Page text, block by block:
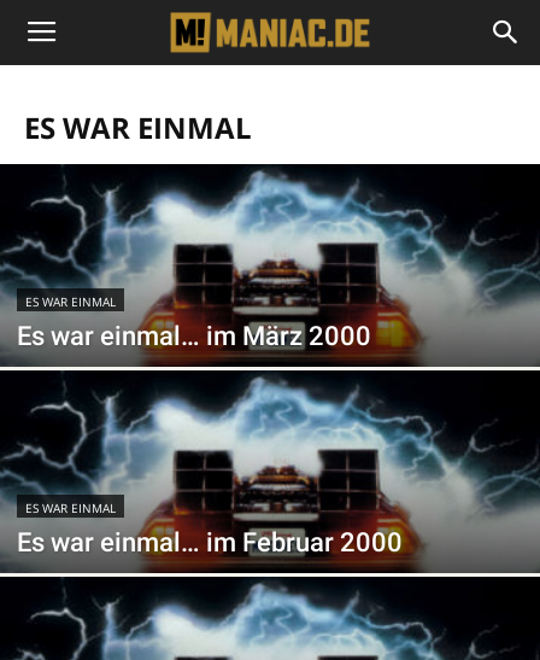
ES WAR EINMAL
ES WAR EINMAL
Es war einmal… im März 2000
ES WAR EINMAL
Es war einmal… im Februar 2000